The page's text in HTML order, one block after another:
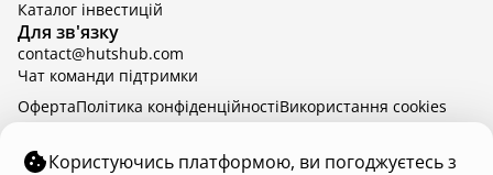
Каталог інвестицій
Для зв'язку
contact@hutshub.com
Чат команди підтримки
hutshub | ©2026
ОфертаПолітика конфіденційностіBикористання cookies
Користуючись платформою, ви погоджуєтесь з